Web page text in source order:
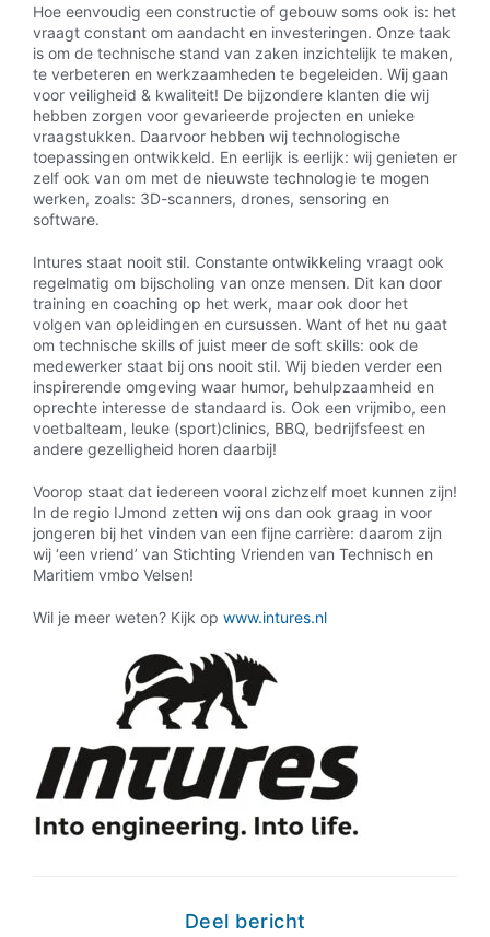
Hoe eenvoudig een constructie of gebouw soms ook is: het
vraagt constant om aandacht en investeringen. Onze taak
is om de technische stand van zaken inzichtelijk te maken,
te verbeteren en werkzaamheden te begeleiden. Wij gaan
voor veiligheid & kwaliteit! De bijzondere klanten die wij
hebben zorgen voor gevarieerde projecten en unieke
vraagstukken. Daarvoor hebben wij technologische
toepassingen ontwikkeld. En eerlijk is eerlijk: wij genieten er
zelf ook van om met de nieuwste technologie te mogen
werken, zoals: 3D-scanners, drones, sensoring en
software.
Intures staat nooit stil. Constante ontwikkeling vraagt ook
regelmatig om bijscholing van onze mensen. Dit kan door
training en coaching op het werk, maar ook door het
volgen van opleidingen en cursussen. Want of het nu gaat
om technische skills of juist meer de soft skills: ook de
medewerker staat bij ons nooit stil. Wij bieden verder een
inspirerende omgeving waar humor, behulpzaamheid en
oprechte interesse de standaard is. Ook een vrijmibo, een
voetbalteam, leuke (sport)clinics, BBQ, bedrijfsfeest en
andere gezelligheid horen daarbij!
Voorop staat dat iedereen vooral zichzelf moet kunnen zijn!
In de regio IJmond zetten wij ons dan ook graag in voor
jongeren bij het vinden van een fijne carrière: daarom zijn
wij ‘een vriend’ van Stichting Vrienden van Technisch en
Maritiem vmbo Velsen!
Wil je meer weten? Kijk op www.intures.nl
Deel bericht